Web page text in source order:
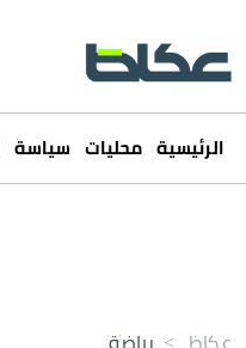
الرئيسية محليات سياسة